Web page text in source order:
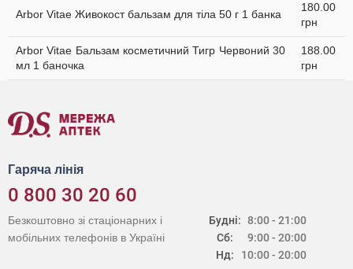
Arbor Vitae Живокост бальзам для тіла 50 г 1 банка
180.00
грн
Arbor Vitae Бальзам косметичний Тигр Червоний 30
мл 1 баночка
188.00
грн
Гаряча лінія
0 800 30 20 60
Будні:
Сб:
Нд:
8:00 - 21:00
9:00 - 20:00
10:00 - 20:00
Безкоштовно зі стаціонарних і
мобільних телефонів в Україні